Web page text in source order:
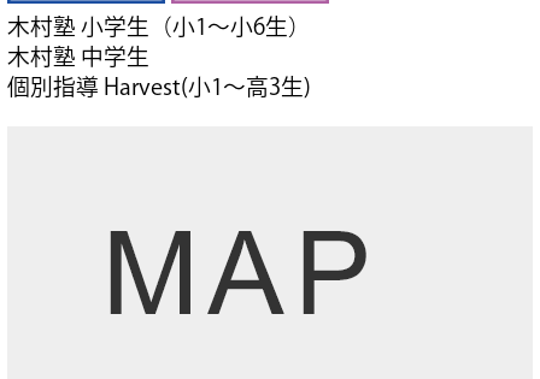
木村塾 小学生（小1～小6生）
木村塾 中学生
個別指導 Harvest(小1～高3生)